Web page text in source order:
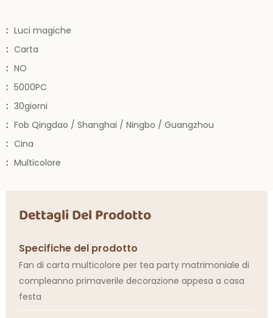
: Luci magiche
: Carta
: NO
: 5000PC
: 30giorni
: Fob Qingdao / Shanghai / Ningbo / Guangzhou
: Cina
: Multicolore
Dettagli Del Prodotto
Specifiche del prodotto
Fan di carta multicolore per tea party matrimoniale di
compleanno primaverile decorazione appesa a casa
festa